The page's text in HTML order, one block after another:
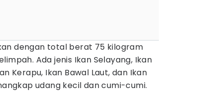
dengan total berat 75 kilogram
Ada jenis Ikan Selayang, Ikan
Kerapu, Ikan Bawal Laut, dan Ikan
udang kecil dan cumi-cumi.